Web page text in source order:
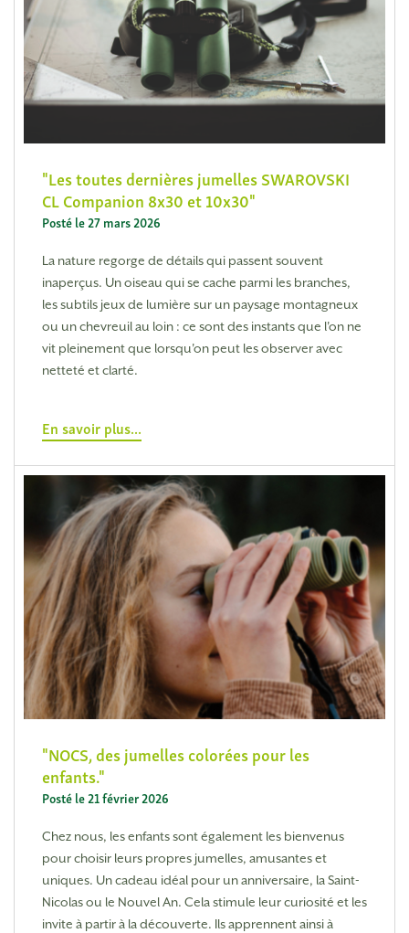
Les toutes dernières jumelles SWAROVSKI
CL Companion 8x30 et 10x30
Posté le 27 mars 2026
La nature regorge de détails qui passent souvent
inaperçus. Un oiseau qui se cache parmi les branches,
les subtils jeux de lumière sur un paysage montagneux
ou un chevreuil au loin : ce sont des instants que l'on ne
vit pleinement que lorsqu'on peut les observer avec
netteté et clarté.
En savoir plus...
NOCS, des jumelles colorées pour les
enfants.
Posté le 21 février 2026
Chez nous, les enfants sont également les bienvenus
pour choisir leurs propres jumelles, amusantes et
uniques. Un cadeau idéal pour un anniversaire, la Saint-
Nicolas ou le Nouvel An. Cela stimule leur curiosité et les
invite à partir à la découverte. Ils apprennent ainsi à